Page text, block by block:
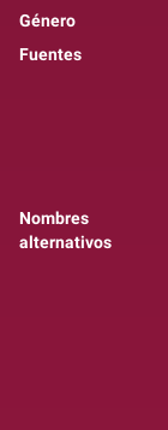
Género
Fuentes
Nombres
alternativos